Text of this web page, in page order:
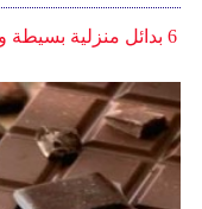
6 بدائل منزلية